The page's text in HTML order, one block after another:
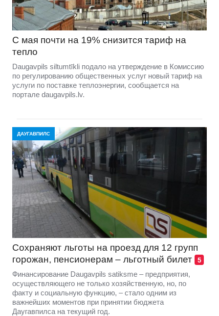
С мая почти на 19% снизится тариф на
тепло
Daugavpils siltumtīkli подало на утверждение в Комиссию
по регулированию общественных услуг новый тариф на
услуги по поставке теплоэнергии, сообщается на
портале daugavpils.lv.
ДАУГАВПИЛС
Сохраняют льготы на проезд для 12 групп
горожан, пенсионерам – льготный билет
5
Финансирование Daugavpils satiksme – предприятия,
осуществляющего не только хозяйственную, но, по
факту и социальную функцию, – стало одним из
важнейших моментов при принятии бюджета
Даугавпилса на текущий год.